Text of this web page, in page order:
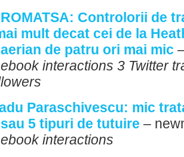
Controlorii de
mult decat cei de la
de patru ori mai mic
interactions 3 Twitter
Paraschivescu: mic
5 tipuri de tutuire –
interactions